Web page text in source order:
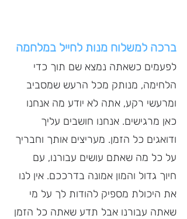
ברכה למשלוח מנות לחייל במלחמה
לפעמים כשאתה נמצא שם תוך כדי
הלחימה, מנותק מכל הרעש שמסביב
ומרעשי רקע, אתה לא יודע מה אנחנו
כאן מרגישים. אנחנו חושבים עליך
ודואגים כל הזמן. מעריצים אותך וחבריך
על כל מה שאתם עושים עבורנו, עם
חיוך גדול והמון אמונה בדרככם. אין לנו
את היכולת מספיק להודות לך על מי
שאתה עבורנו אבל תדע שאתה כל הזמן